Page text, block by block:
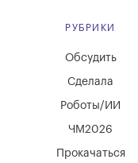
РУБРИКИ
Обсудить
Сделала
Роботы/ИИ
ЧМ2026
Прокачаться